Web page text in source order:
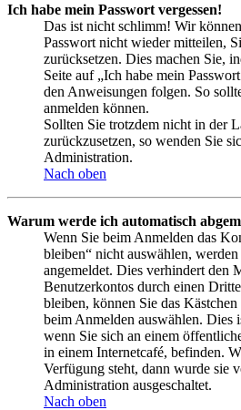
Ich habe mein Passwort vergessen!
Das ist nicht schlimm! Wir
Passwort nicht wieder mitteilen,
zurücksetzen. Dies machen Sie,
Seite auf „Ich habe mein
den Anweisungen folgen. So
anmelden können.
Sollten Sie trotzdem nicht in der
zurückzusetzen, so wenden Sie
Administration.
Nach oben
Warum werde ich automatisch
Wenn Sie beim Anmelden das
bleiben“ nicht auswählen,
angemeldet. Dies verhindert den
Benutzerkontos durch einen
bleiben, können Sie das
beim Anmelden auswählen. Dies
wenn Sie sich an einem
in einem Internetcafé, befinden.
Verfügung steht, dann wurde sie
Administration ausgeschaltet.
Nach oben